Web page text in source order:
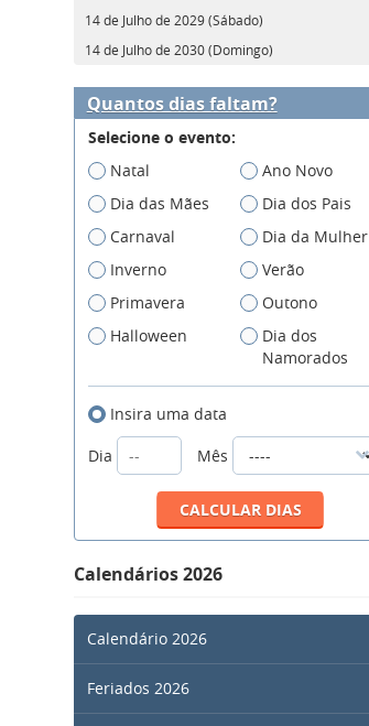
14 de Julho de 2029 (Sábado)
14 de Julho de 2030 (Domingo)
Quantos dias faltam?
Selecione o evento:
Natal
Ano Novo
Dia das Mães
Dia dos Pais
Carnaval
Dia da Mulher
Inverno
Verão
Primavera
Outono
Halloween
Dia dos
Namorados
Insira uma data
Dia
Mês
Calendários 2026
Calendário 2026
Feriados 2026